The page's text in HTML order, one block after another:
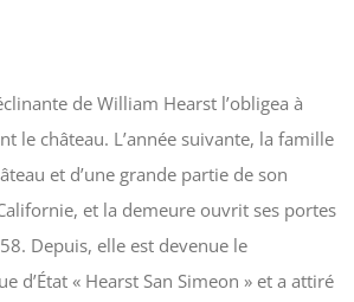
de William Hearst l’obligea à
le château. L’année suivante, la famille
et d’une grande partie de son
et la demeure ouvrit ses portes
Depuis, elle est devenue le
d’État « Hearst San Simeon » et a attiré